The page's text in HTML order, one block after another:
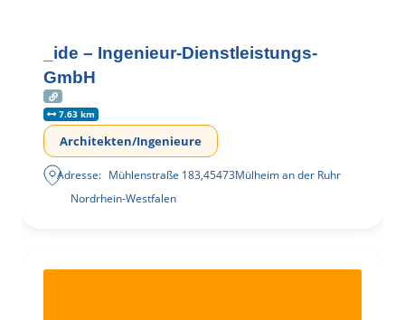
_ide – Ingenieur-Dienstleistungs-
GmbH
7.63 km
Architekten/Ingenieure
Adresse: Mühlenstraße 183,45473Mülheim an der Ruhr
Nordrhein-Westfalen